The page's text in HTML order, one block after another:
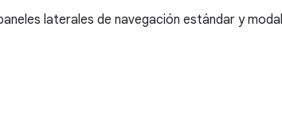
laterales de navegación estándar y